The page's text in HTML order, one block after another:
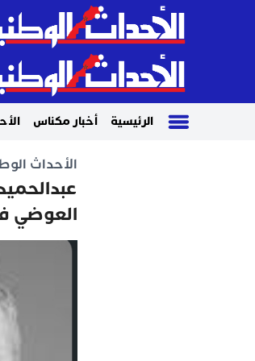
الرئيسية أخبار مكناس
الأحداث
العوضي